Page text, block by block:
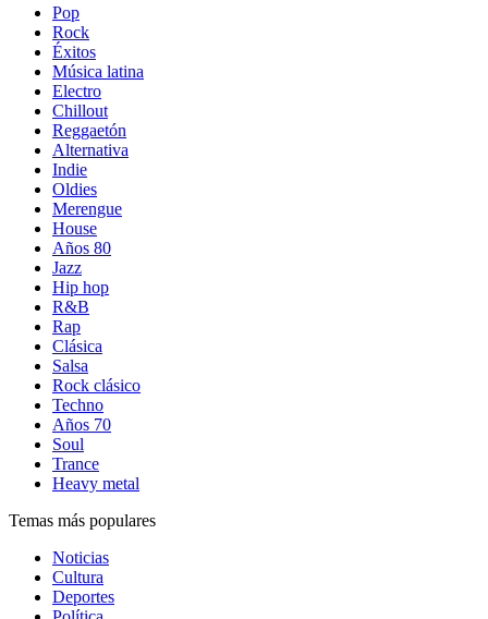
Pop
Rock
Éxitos
Música latina
Electro
Chillout
Reggaetón
Alternativa
Indie
Oldies
Merengue
House
Años 80
Jazz
Hip hop
R&B
Rap
Clásica
Salsa
Rock clásico
Techno
Años 70
Soul
Trance
Heavy metal
Temas más populares
Noticias
Cultura
Deportes